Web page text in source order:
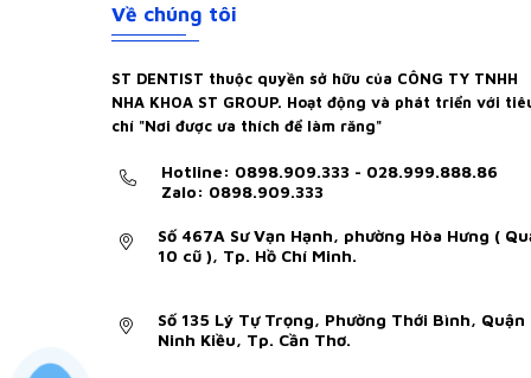
Về chúng tôi
ST DENTIST thuộc quyền sở hữu của CÔNG TY TNHH
NHA KHOA ST GROUP. Hoạt động và phát triển với
chí "Nơi được ưa thích để làm răng"
Hotline: 0898.909.333 - 028.999.888.86
Zalo: 0898.909.333
Số 467A Sư Vạn Hạnh, phường Hòa Hưng (
10 cũ ), Tp. Hồ Chí Minh.
Số 135 Lý Tự Trọng, Phường Thới Bình, Quận
Ninh Kiều, Tp. Cần Thơ.